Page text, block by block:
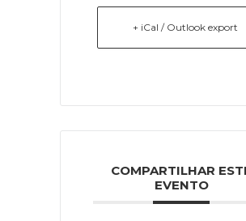
+ iCal / Outlook export
COMPARTILHAR
EVENTO